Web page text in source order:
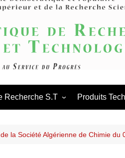
Agence
PNR
Recherche S.T Produits
la Société Algérienne de Chimie du